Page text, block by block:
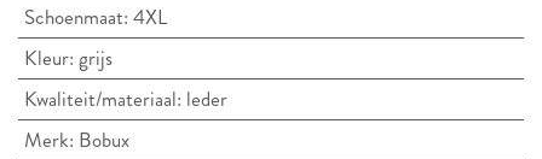
Schoenmaat: 4XL
Kleur: grijs
Kwaliteit/materiaal: leder
Merk: Bobux